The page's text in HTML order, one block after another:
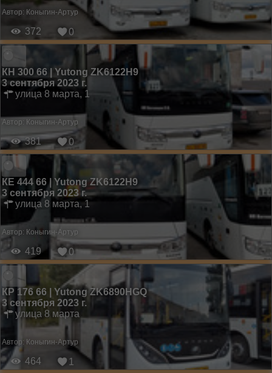
Автор: Коныгин-Артур
372 0
КН 300 66 | Yutong ZK6122H9
3 сентября 2023 г.
улица 8 марта, 1
Автор: Коныгин-Артур
381 0
КЕ 444 66 | Yutong ZK6122H9
3 сентября 2023 г.
улица 8 марта, 1
Автор: Коныгин-Артур
419 0
КР 176 66 | Yutong ZK6890HGQ
3 сентября 2023 г.
улица 8 марта
Автор: Коныгин-Артур
464 1